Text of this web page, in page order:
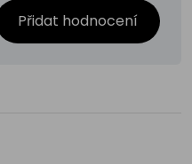
Přidat hodnocení